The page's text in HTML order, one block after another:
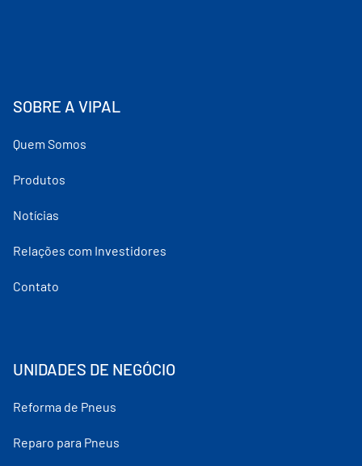
SOBRE A VIPAL
Quem Somos
Produtos
Notícias
Relações com Investidores
Contato
UNIDADES DE NEGÓCIO
Reforma de Pneus
Reparo para Pneus